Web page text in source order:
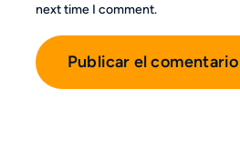
next time I comment.